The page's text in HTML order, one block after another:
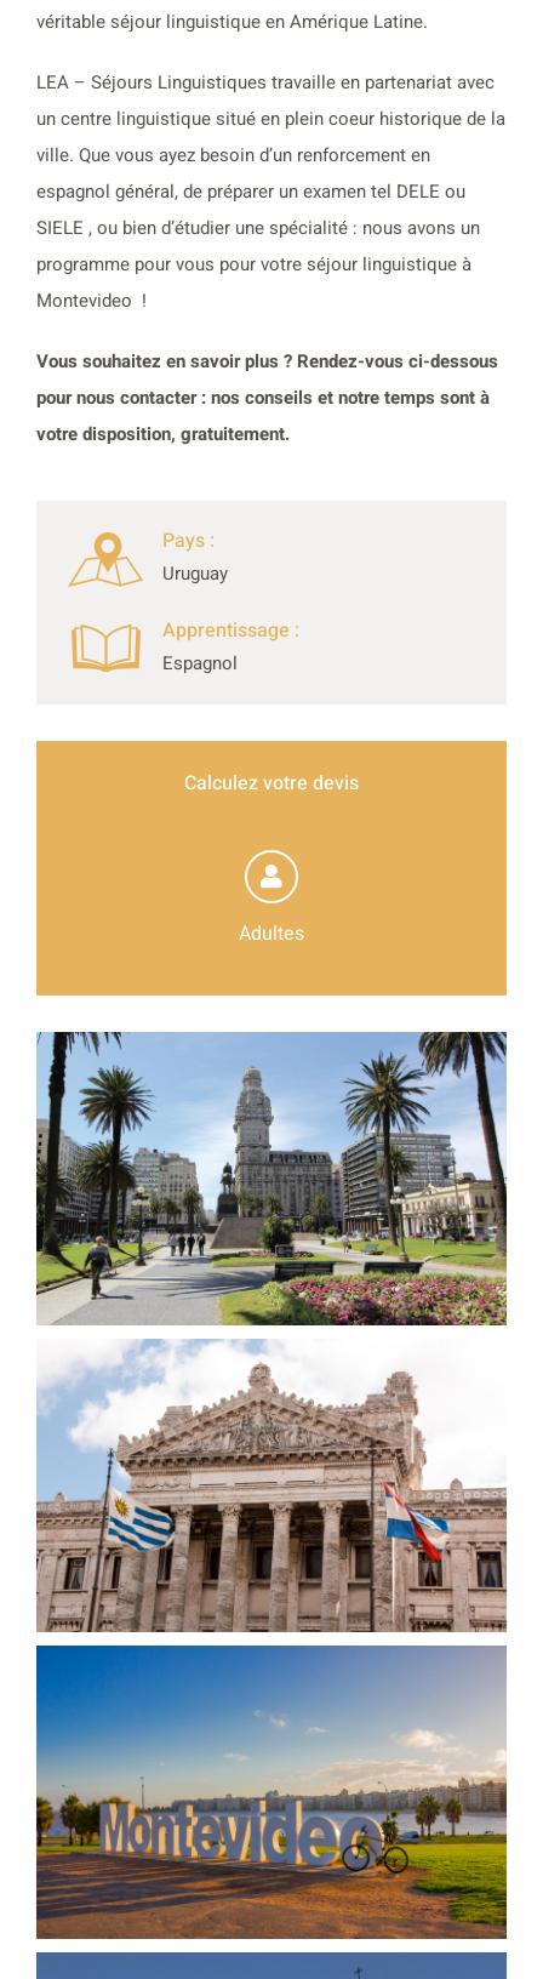
véritable séjour linguistique en Amérique Latine.
LEA – Séjours Linguistiques travaille en partenariat avec
un centre linguistique situé en plein coeur historique de la
ville. Que vous ayez besoin d’un renforcement en
espagnol général, de préparer un examen tel DELE ou
SIELE , ou bien d’étudier une spécialité : nous avons un
programme pour vous pour votre séjour linguistique à
Montevideo !
Vous souhaitez en savoir plus ? Rendez-vous ci-dessous
pour nous contacter : nos conseils et notre temps sont à
votre disposition, gratuitement.
Pays :
Uruguay
Apprentissage :
Espagnol
Calculez votre devis
Adultes